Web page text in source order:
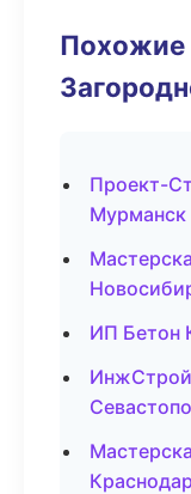
Похожие
Проект-
Мурманск
ИП Бетон
Краснодар